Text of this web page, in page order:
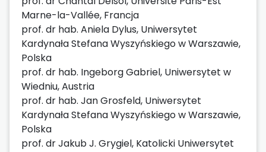
Marne-la-Vallée, Francja
prof. dr hab. Aniela Dylus, Uniwersytet
Kardynała Stefana Wyszyńskiego w Warszawie,
Polska
prof. dr hab. Ingeborg Gabriel, Uniwersytet w
Wiedniu, Austria
prof. dr hab. Jan Grosfeld, Uniwersytet
Kardynała Stefana Wyszyńskiego w Warszawie,
Polska
prof. dr Jakub J. Grygiel, Katolicki Uniwersytet